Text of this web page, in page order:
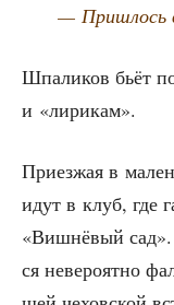
— При­шлось
Шпа­ли­ков бьёт
и «лири­кам».
При­ез­жая в
идут в клуб,
«Виш­нё­вый
ся неве­ро­ят­но